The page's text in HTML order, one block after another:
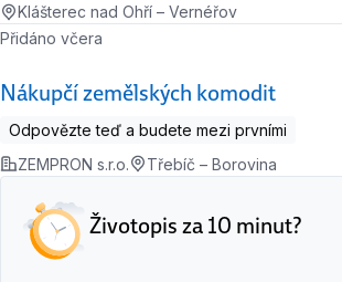
Klášterec nad Ohří – Vernéřov
Nákupčí zemělských komodit
Přidáno včera
Odpovězte teď a budete mezi prvními
ZEMPRON s.r.o.
Třebíč – Borovina
Životopis za 10 minut?